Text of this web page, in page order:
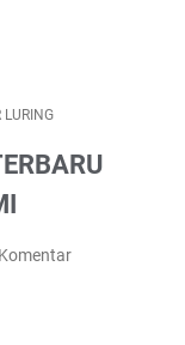
LURING